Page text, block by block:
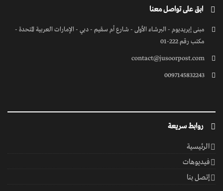
ابق على تواصل معنا
مبنى إيريديوم - البرشاء الأولى - شارع أم سقيم - دبي - الإمارات العربية المتحدة -
مكتب رقم 222-01
contact@jusoorpost.com
0097145832243
روابط سريعة
الرئيسية
فيديوهات
إتصل بنا